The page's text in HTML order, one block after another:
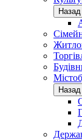
Назад
Назад